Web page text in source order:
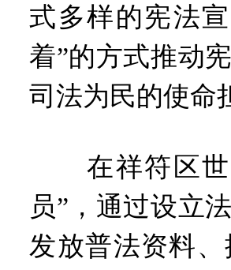
河南省
习近平
郑州、
2026年
省政协
“七一勋
算力，
河南省
式多样的宪法
着”的方式推动
司法为民的使命
在祥符区世
员”，通过设立
发放普法资料